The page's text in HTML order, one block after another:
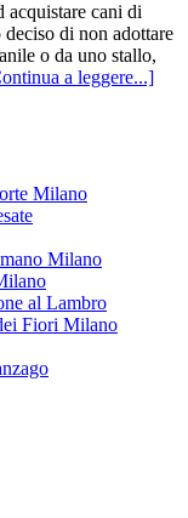
acquistare cani di
di non adottare
o da uno stallo,
a leggere...]
Milano
Milano
al Lambro
Fiori Milano